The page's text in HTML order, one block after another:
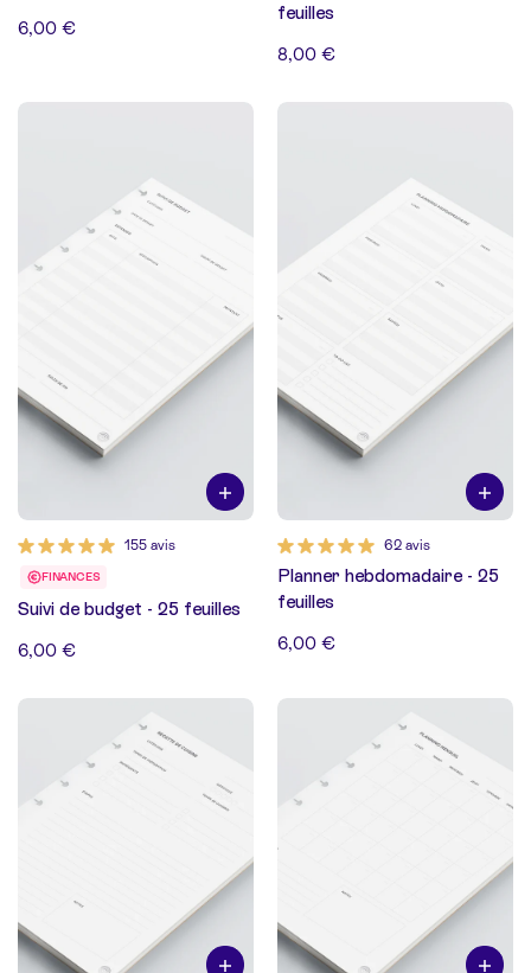
6,00 €
feuilles
8,00 €
155 avis
FINANCES
Suivi de budget - 25 feuilles
6,00 €
62 avis
Planner hebdomadaire - 25
feuilles
6,00 €